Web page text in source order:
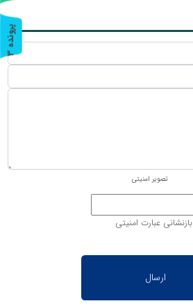
بازنشانی عبارت امنیتی
پ
ر
و
ن
د
ه
3